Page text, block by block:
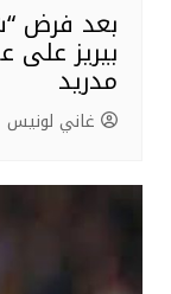
بعد فرض
بيريز على
مدريد
غاني لونيس